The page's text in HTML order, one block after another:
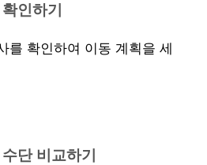
인하기
를 확인하여 이동 계획을 세
단 비교하기